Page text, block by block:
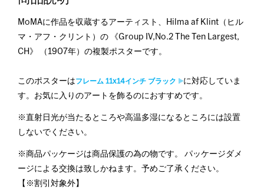
MoMAに作品を収蔵するアーティスト、Hilma af Klint（ヒル
マ・アフ・クリント）の 《Group IV,No.2 The Ten Largest,
CH》 （1907年）の複製ポスターです。
このポスターはフレーム 11x14インチ ブラック
に対応していま
す。お気に入りのアートを飾るのにおすすめです。
※直射日光が当たるところや高温多湿になるところには設置
しないでください。
※商品パッケージは商品保護の為の物です。 パッケージダメ
ージによる交換は致しかねます。予めご了承ください。
【※割引対象外】